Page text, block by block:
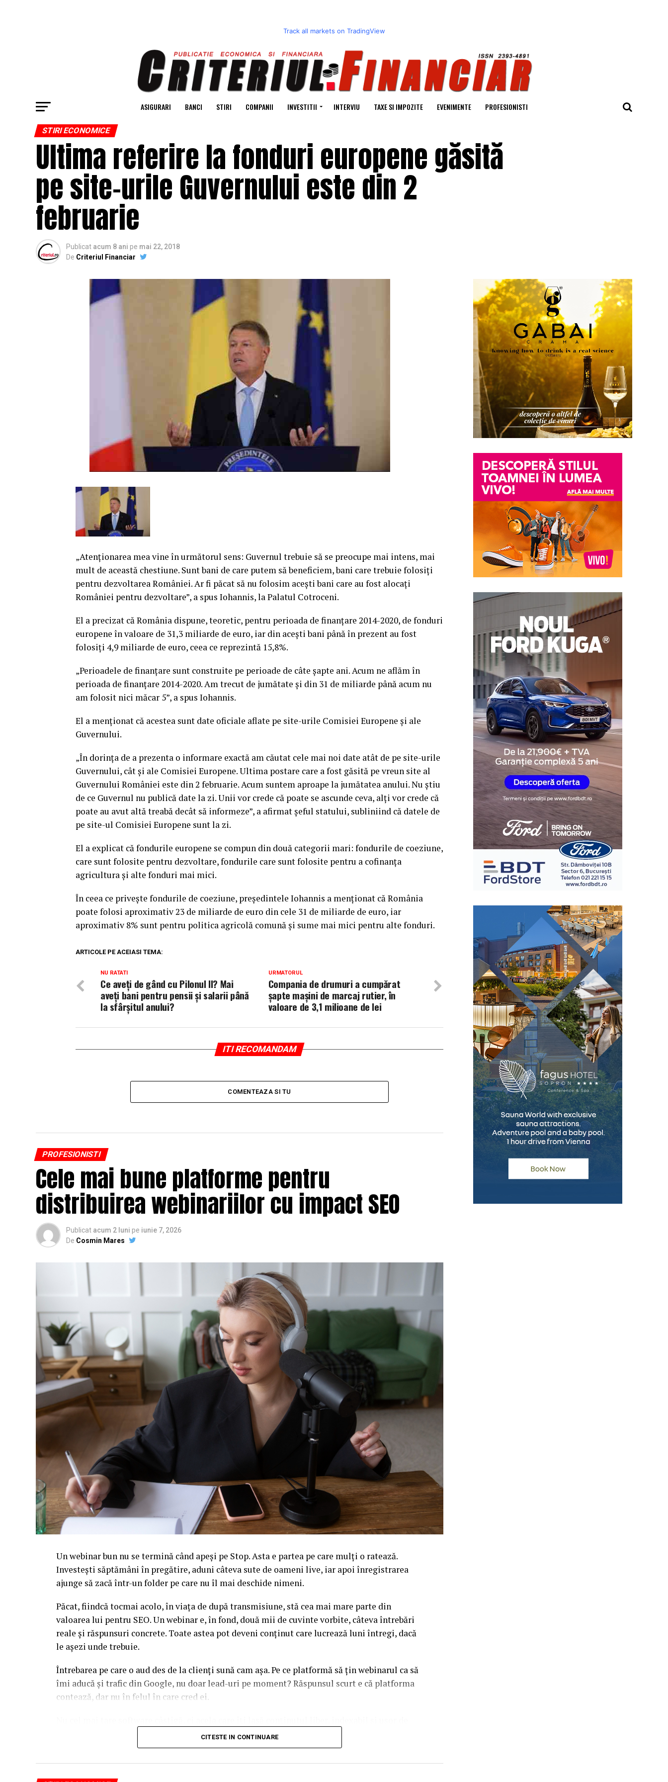
Track all markets on TradingView
ASIGURARI BANCI STIRI COMPANII INVESTITII INTERVIU TAXE SI IMPOZITE EVENIMENTE PROFESIONISTI
STIRI ECONOMICE
Ultima referire la fonduri europene găsită
pe site-urile Guvernului este din 2
februarie
Publicat acum 8 ani pe mai 22, 2018
De Criteriul Financiar
„Atenţionarea mea vine în următorul sens: Guvernul trebuie să se preocupe mai intens, mai
mult de această chestiune. Sunt bani de care putem să beneficiem, bani care trebuie folosiţi
pentru dezvoltarea României. Ar fi păcat să nu folosim aceşti bani care au fost alocaţi
României pentru dezvoltare”, a spus Iohannis, la Palatul Cotroceni.
El a precizat că România dispune, teoretic, pentru perioada de finanţare 2014-2020, de fonduri
europene în valoare de 31,3 miliarde de euro, iar din aceşti bani până în prezent au fost
folosiţi 4,9 miliarde de euro, ceea ce reprezintă 15,8%.
„Perioadele de finanţare sunt construite pe perioade de câte şapte ani. Acum ne aflăm în
perioada de finanţare 2014-2020. Am trecut de jumătate şi din 31 de miliarde până acum nu
am folosit nici măcar 5”, a spus Iohannis.
El a menţionat că acestea sunt date oficiale aflate pe site-urile Comisiei Europene şi ale
Guvernului.
„În dorinţa de a prezenta o informare exactă am căutat cele mai noi date atât de pe site-urile
Guvernului, cât şi ale Comisiei Europene. Ultima postare care a fost găsită pe vreun site al
Guvernului României este din 2 februarie. Acum suntem aproape la jumătatea anului. Nu ştiu
de ce Guvernul nu publică date la zi. Unii vor crede că poate se ascunde ceva, alţi vor crede că
poate au avut altă treabă decât să informeze”, a afirmat şeful statului, subliniind că datele de
pe site-ul Comisiei Europene sunt la zi.
El a explicat că fondurile europene se compun din două categorii mari: fondurile de coeziune,
care sunt folosite pentru dezvoltare, fondurile care sunt folosite pentru a cofinanţa
agricultura şi alte fonduri mai mici.
În ceea ce priveşte fondurile de coeziune, preşedintele Iohannis a menţionat că România
poate folosi aproximativ 23 de miliarde de euro din cele 31 de miliarde de euro, iar
aproximativ 8% sunt pentru politica agricolă comună şi sume mai mici pentru alte fonduri.
ARTICOLE PE ACEIASI TEMA:
URMATORUL
Compania de drumuri a cumpărat
şapte maşini de marcaj rutier, în
valoare de 3,1 milioane de lei
NU RATATI
Ce aveţi de gând cu Pilonul II? Mai
aveţi bani pentru pensii şi salarii până
la sfârşitul anului?
ITI RECOMANDAM
COMENTEAZA SI TU
PROFESIONISTI
Cele mai bune platforme pentru
distribuirea webinariilor cu impact SEO
Publicat acum 2 luni pe iunie 7, 2026
De Cosmin Mares
Un webinar bun nu se termină când apeși pe Stop. Asta e partea pe care mulți o ratează.
Investești săptămâni în pregătire, aduni câteva sute de oameni live, iar apoi înregistrarea
ajunge să zacă într-un folder pe care nu îl mai deschide nimeni.
Păcat, fiindcă tocmai acolo, în viața de după transmisiune, stă cea mai mare parte din
valoarea lui pentru SEO. Un webinar e, în fond, două mii de cuvinte vorbite, câteva întrebări
reale și răspunsuri concrete. Toate astea pot deveni conținut care lucrează luni întregi, dacă
le așezi unde trebuie.
Întrebarea pe care o aud des de la clienți sună cam așa. Pe ce platformă să țin webinarul ca să
îmi aducă și trafic din Google, nu doar lead-uri pe moment? Răspunsul scurt e că platforma
contează, dar nu în felul în care cred ei.
reutilizat. Hai să o luăm pe îndelete, fiindcă diferențele dintre opțiuni sunt mai subtile decât
CITESTE IN CONTINUARE